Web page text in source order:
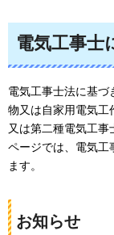
電気工事士
電気工事士法に基
物又は自家用電気工
又は第二種電気工
ページでは、電気工
ます。
お知らせ